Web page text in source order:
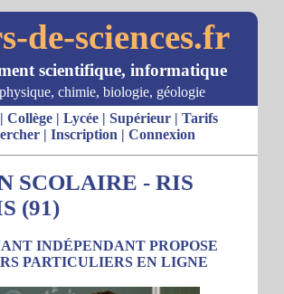
de-sciences.fr
scientifique, informatique
chimie, biologie, géologie
Collège| Lycée| Supérieur| Tarifs
| Inscription | Connexion
SCOLAIRE - RIS
(91)
INDÉPENDANT PROPOSE
PARTICULIERS EN LIGNE